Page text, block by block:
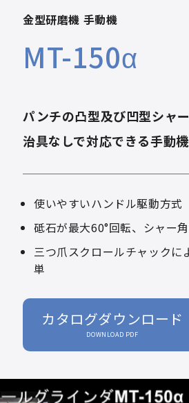
金型研磨機 手動機
MT-150α
パンチの凸型及び凹型シャ
治具なしで対応できる手動機
使いやすいハンドル駆動方式
砥石が最大60°回転、シャー
三つ爪スクロールチャックに
単
カタログダウンロード
DOWNLOAD PDF